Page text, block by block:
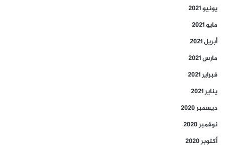
يونيو 2021
مايو 2021
أبريل 2021
مارس 2021
فبراير 2021
يناير 2021
ديسمبر 2020
نوفمبر 2020
أكتوبر 2020